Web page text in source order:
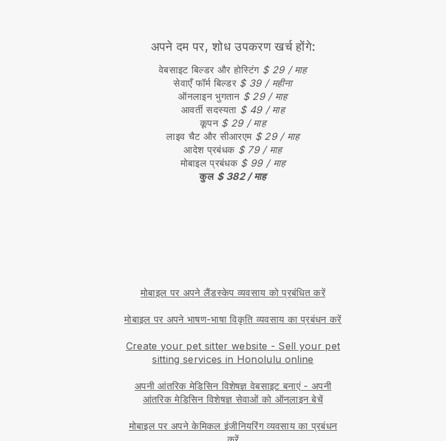
अपने दम पर, शोध उपकरण खर्च होंगे:
वेबसाइट बिल्डर और होस्टिंग $ 29 / माह
सेवाएँ फॉर्म बिल्डर $ 39 / महीना
ऑनलाइन भुगतान $ 29 / माह
आवर्ती सदस्यता $ 49 / माह
कूपन $ 29 / माह
लाइव चैट और सीआरएम $ 29 / माह
आदेश प्रबंधक $ 79 / माह
मोबाइल प्रबंधक $ 99 / माह
कुल $ 382 / माह
मोबाइल पर अपने लैंडस्केप व्यवसाय को प्रबंधित करें
मोबाइल पर अपने भाषण-भाषा विकृति व्यवसाय का प्रबंधन करें
Create your pet sitter website - Sell your pet
sitting services in Honolulu online
अपनी आंतरिक मेडिसिन विशेषज्ञ वेबसाइट बनाएं- अपनी
आंतरिक मेडिसिन विशेषज्ञ सेवाओं को ऑनलाइन बेचें
मोबाइल पर अपने केमिकल इंजीनियरिंग व्यवसाय का प्रबंधन